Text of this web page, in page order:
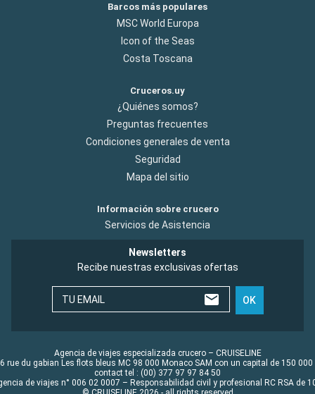
Barcos más populares
MSC World Europa
Icon of the Seas
Costa Toscana
Cruceros.uy
¿Quiénes somos?
Preguntas frecuentes
Condiciones generales de venta
Seguridad
Mapa del sitio
Información sobre crucero
Servicios de Asistencia
Newsletters
Recibe nuestras exclusivas ofertas
TU EMAIL OK
Agencia de viajes especializada crucero – CRUISELINE
rue du gabian Les flots bleus MC 98 000 Monaco SAM con un capital de 150 000
contact tel : (00) 377 97 97 84 50
de viajes n° 006 02 0007 – Responsabilidad civil y profesional RC RSA de